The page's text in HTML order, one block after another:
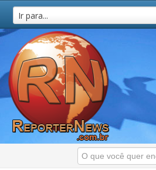
Ir para...